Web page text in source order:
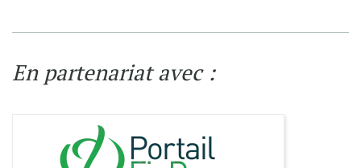
En partenariat avec :